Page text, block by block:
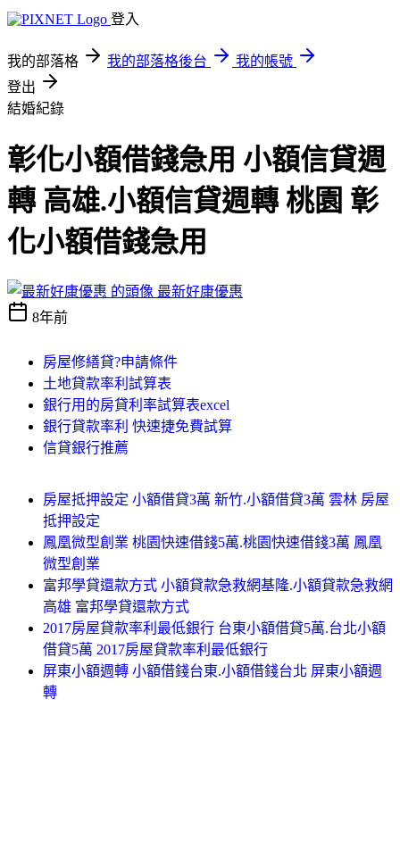
登入
我的部落格 我的部落格後台
我的帳號
登出
結婚紀錄
彰化小額借錢急用 小額信貸週
轉 高雄.小額信貸週轉 桃園 彰
化小額借錢急用
最新好康優惠
8年前
房屋修繕貸?申請條件
土地貸款率利試算表
銀行用的房貸利率試算表excel
銀行貸款率利 快速捷免費試算
信貸銀行推薦
房屋抵押設定 小額借貸3萬 新竹.小額借貸3萬 雲林 房屋
抵押設定
鳳凰微型創業 桃園快速借錢5萬.桃園快速借錢3萬 鳳凰
微型創業
富邦學貸還款方式 小額貸款急救網基隆.小額貸款急救網
高雄 富邦學貸還款方式
2017房屋貸款率利最低銀行 台東小額借貸5萬.台北小額
借貸5萬 2017房屋貸款率利最低銀行
屏東小額週轉 小額借錢台東.小額借錢台北 屏東小額週
轉